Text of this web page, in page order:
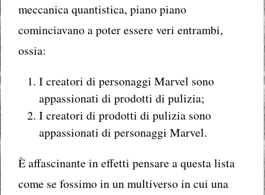
meccanica quantistica, piano piano
cominciavano a poter essere veri entrambi,
ossia:
I creatori di personaggi Marvel sono
appassionati di prodotti di pulizia;
I creatori di prodotti di pulizia sono
appassionati di personaggi Marvel.
È affascinante in effetti pensare a questa lista
come se fossimo in un multiverso in cui una